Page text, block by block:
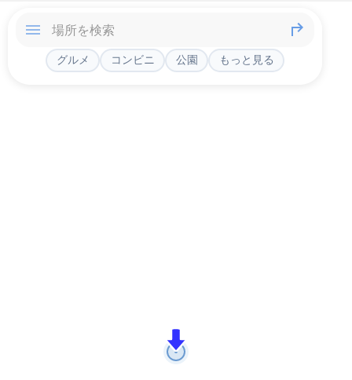
グルメ コンビニ 公園 もっと見る